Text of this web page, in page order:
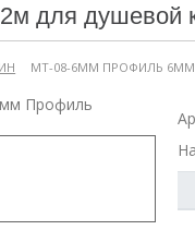
для душевой
MT-08-6ММ ПРОФИЛЬ